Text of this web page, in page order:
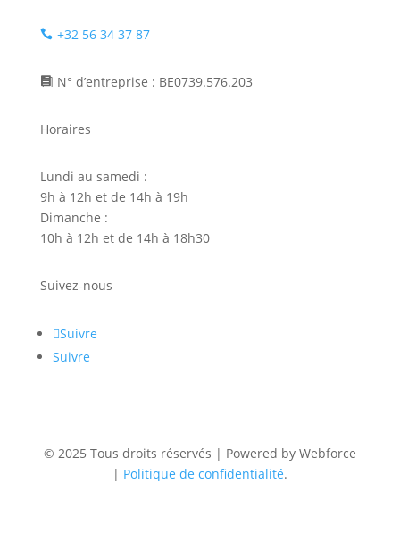
 +32 56 34 37 87
 N° d’entreprise : BE0739.576.203
Horaires
Lundi au samedi :
9h à 12h et de 14h à 19h
Dimanche :
10h à 12h et de 14h à 18h30
Suivez-nous
Suivre
Suivre
© 2025 Tous droits réservés | Powered by Webforce
| Politique de confidentialité.